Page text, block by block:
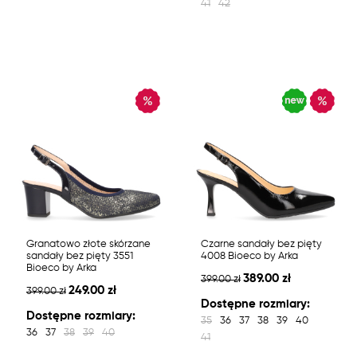
41 42
Granatowo złote skórzane
sandały bez pięty 3551
Bioeco by Arka
399.00 zł 249.00 zł
Dostępne rozmiary:
36 37 38 39 40
Czarne sandały bez pięty
4008 Bioeco by Arka
399.00 zł 389.00 zł
Dostępne rozmiary:
35 36 37 38 39
40
41